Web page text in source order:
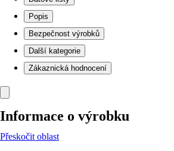
Popis
Bezpečnost výrobků
Další kategorie
Zákaznická hodnocení
Informace o výrobku
Přeskočit oblast